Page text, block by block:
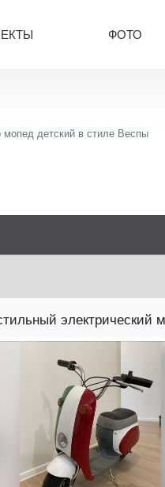
ФОТО
мопед детский в стиле Веспы
электрический